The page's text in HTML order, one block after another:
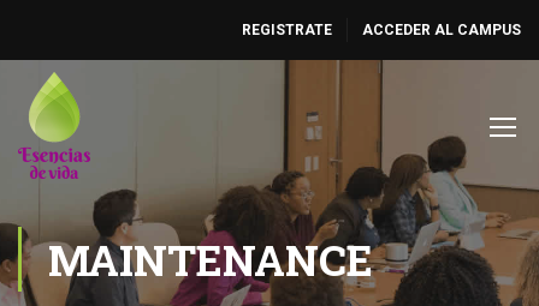
REGISTRATE ACCEDER AL CAMPUS
MAINTENANCE